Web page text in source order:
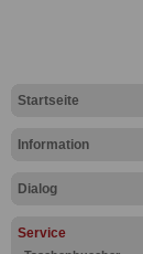
Startseite
Information
Dialog
Service